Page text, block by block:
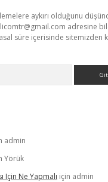
aykırı olduğunu
adresine
süre içerisinde sitemizden
admin
Yörük
Için Ne Yapmalı için admin